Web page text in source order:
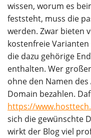
wissen, worum es
feststeht, muss die
werden. Zwar bieten
kostenfreie
die dazu gehörige
enthalten. Wer
ohne den Namen
Domain bezahlen.
https://
sich die gewünschte
wirkt der Blog viel